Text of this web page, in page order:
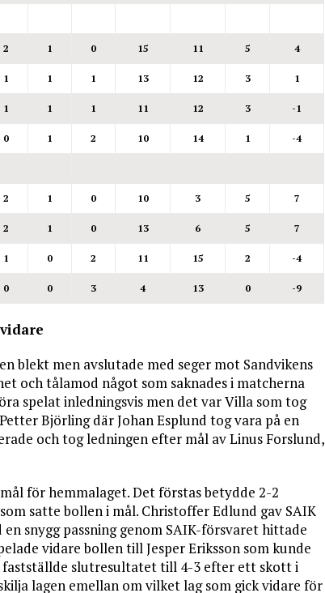
2 1 0 15 11 5 4
1 1 1 13 12 3 1
1 1 1 11 12 3 -1
0 1 2 10 14 1 -4
2 1 0 10 3 5 7
2 1 0 13 6 5 7
1 0 2 11 15 2 -4
0 0 3 4 13 0 -9
blekt men avslutade med seger mot Sandvikens
och tålamod något som saknades i matcherna
spelat inledningsvis men det var Villa som tog
Björling där Johan Esplund tog vara på en
och tog ledningen efter mål av Linus Forslund,
för hemmalaget. Det förstas betydde 2-2
satte bollen i mål. Christoffer Edlund gav SAIK
snygg passning genom SAIK-försvaret hittade
vidare bollen till Jesper Eriksson som kunde
fastställde slutresultatet till 4-3 efter ett skott i
lagen emellan om vilket lag som gick vidare för